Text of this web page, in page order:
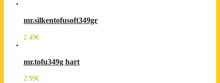
mr.silkentofusoft349gr
2.49€
mr.tofu349g hart
2.99€